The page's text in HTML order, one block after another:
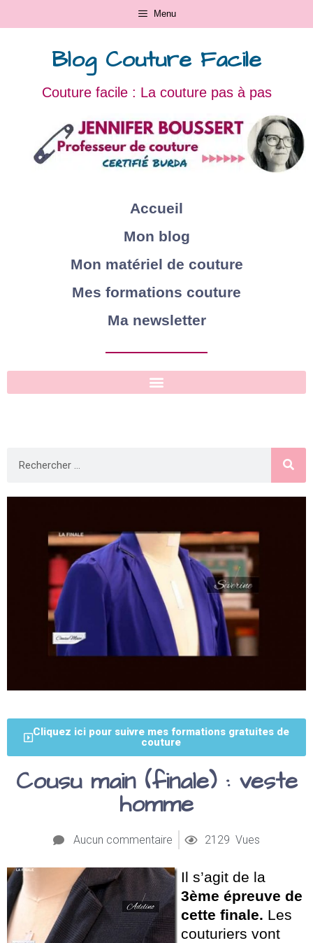
Menu
Blog Couture Facile
Couture facile : La couture pas à pas
Accueil
Mon blog
Mon matériel de couture
Mes formations couture
Ma newsletter
Cliquez ici pour suivre mes formations gratuites de
couture
Cousu main (finale) : veste
homme
Aucun commentaire 2129 Vues
Il s’agit de la
3ème épreuve de
cette finale. Les
couturiers vont